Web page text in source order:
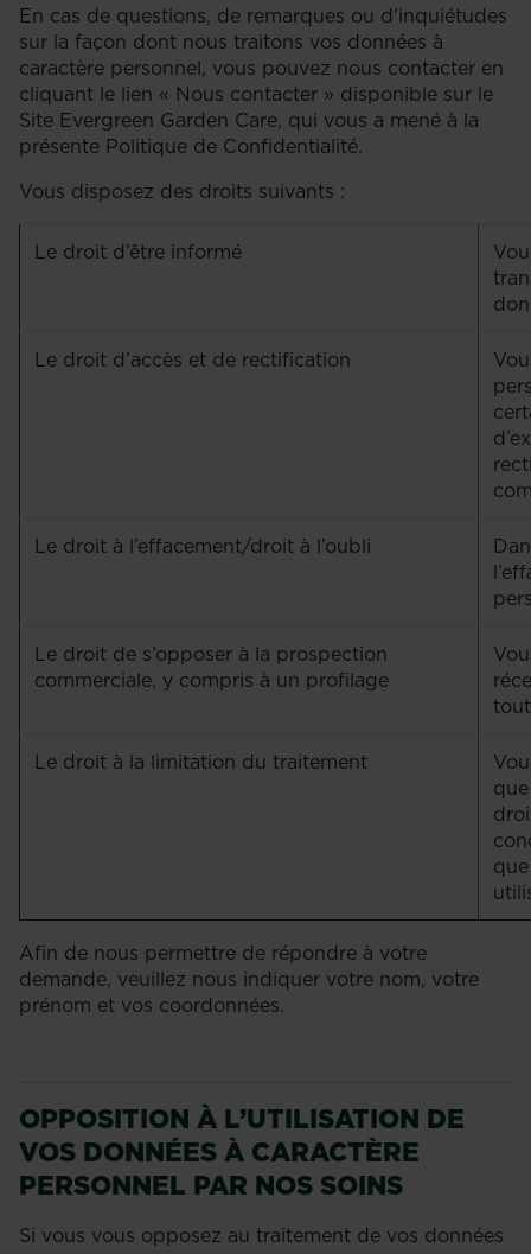
En cas de questions, de remarques ou d'inquiétudes
sur la façon dont nous traitons vos données à
caractère personnel, vous pouvez nous contacter en
cliquant le lien « Nous contacter » disponible sur le
Site Evergreen Garden Care, qui vous a mené à la
présente Politique de Confidentialité.
Vous disposez des droits suivants :
Le droit d’être informé
Le droit d’accès et de rectification
Le droit à l’effacement/droit à l’oubli
Le droit de s’opposer à la prospection
commerciale, y compris à un profilage
Le droit à la limitation du traitement
Afin de nous permettre de répondre à votre
demande, veuillez nous indiquer votre nom, votre
prénom et vos coordonnées.
OPPOSITION À L’UTILISATION DE
VOS DONNÉES À CARACTÈRE
PERSONNEL PAR NOS SOINS
Si vous vous opposez au traitement de vos données